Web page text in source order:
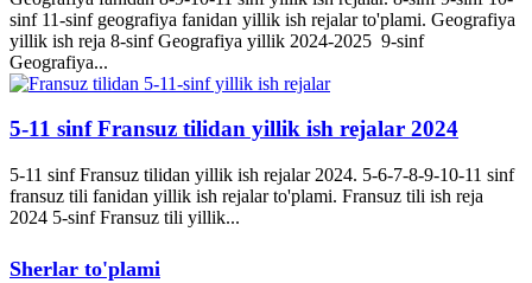
sinf 11-sinf geografiya fanidan yillik ish rejalar to'plami. Geografiya
yillik ish reja 8-sinf Geografiya yillik 2024-2025 9-sinf
Geografiya...
5-11 sinf Fransuz tilidan yillik ish rejalar 2024
5-11 sinf Fransuz tilidan yillik ish rejalar 2024. 5-6-7-8-9-10-11 sinf
fransuz tili fanidan yillik ish rejalar to'plami. Fransuz tili ish reja
2024 5-sinf Fransuz tili yillik...
Sherlar to'plami